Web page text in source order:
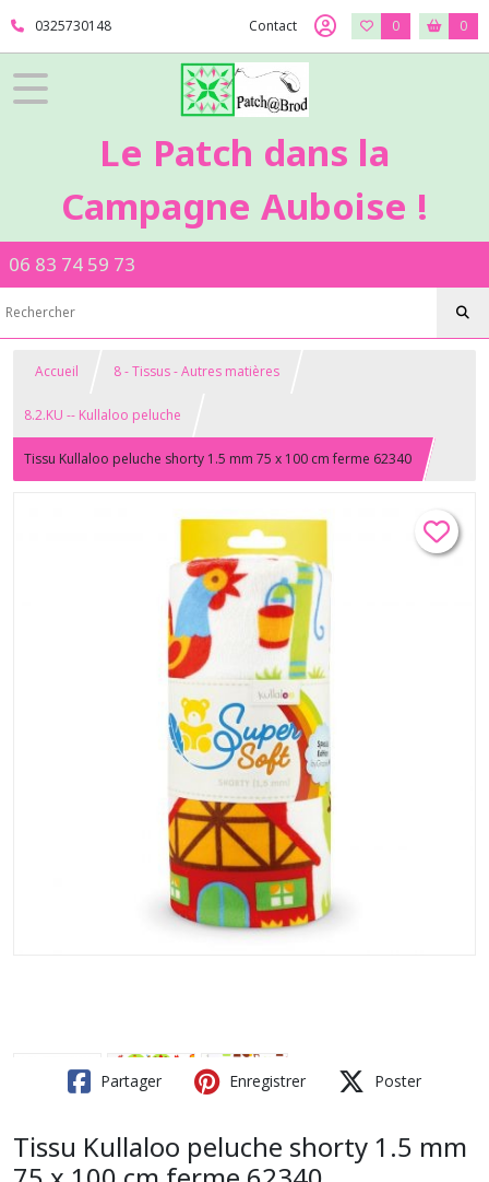
0325730148 Contact 0 0
Le Patch dans la
Campagne Auboise !
06 83 74 59 73
Accueil 8 - Tissus - Autres matières
8.2.KU -- Kullaloo peluche
Tissu Kullaloo peluche shorty 1.5 mm 75 x 100 cm ferme 62340
Partager Enregistrer Poster
Tissu Kullaloo peluche shorty 1.5 mm